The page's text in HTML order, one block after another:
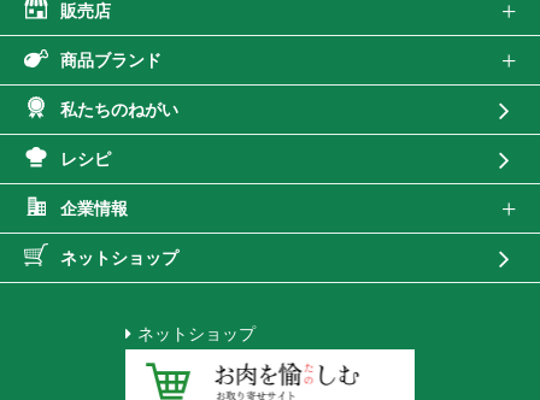
販売店
商品ブランド
私たちのねがい
レシピ
企業情報
ネットショップ
ネットショップ